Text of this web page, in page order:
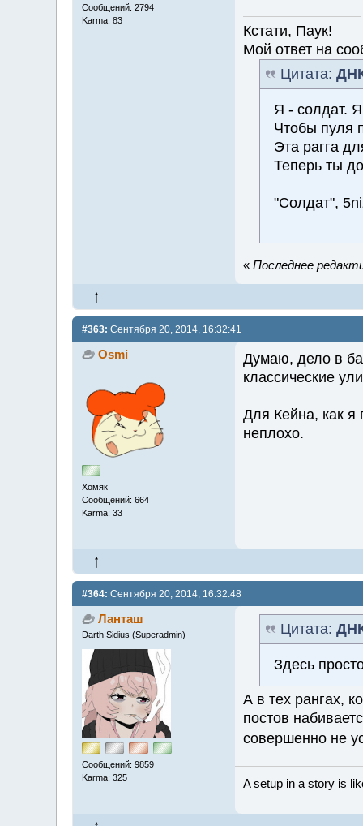
Сообщений: 2794
Karma: 83
Кстати, Паук!
Мой ответ на
Цитата:
Я - солдат.
Чтобы пуля
Эта рагга
Теперь ты
"Солдат",
« Последнее
#363: Сентября 20, 2014, 16:32:41
Osmi
Хомяк
Сообщений: 664
Karma: 33
Думаю, дело в
классические
Для Кейна, как я
неплохо.
#364: Сентября 20, 2014, 16:32:48
Ланташ
Darth Sidius (Superadmin)
Сообщений: 9859
Karma: 325
Цитата:
Здесь
А в тех рангах,
постов
совершенно не
A setup in a story is